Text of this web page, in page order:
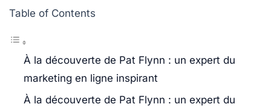
Table of Contents
À la découverte de Pat Flynn : un expert du
marketing en ligne inspirant
À la découverte de Pat Flynn : un expert du